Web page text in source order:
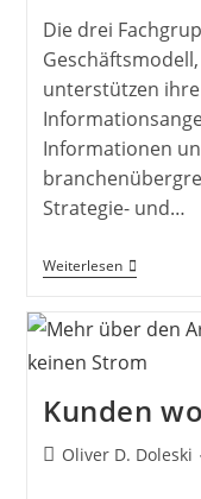
Die drei
unterstützen
Informationen
Strategie- und…
WeiterlesenDrei
Ein
Breites
Spektrum
Kunden
Beitrags-
Oliver D. Doleski